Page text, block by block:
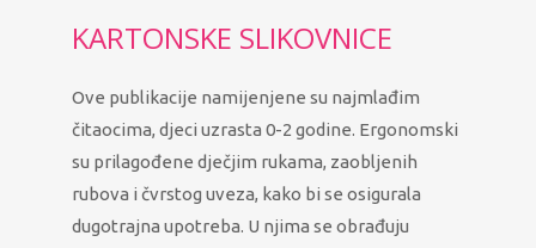
KARTONSKE SLIKOVNICE
Ove publikacije namijenjene su najmlađim
čitaocima, djeci uzrasta 0-2 godine. Ergonomski
su prilagođene dječjim rukama, zaobljenih
rubova i čvrstog uveza, kako bi se osigurala
dugotrajna upotreba. U njima se obrađuju